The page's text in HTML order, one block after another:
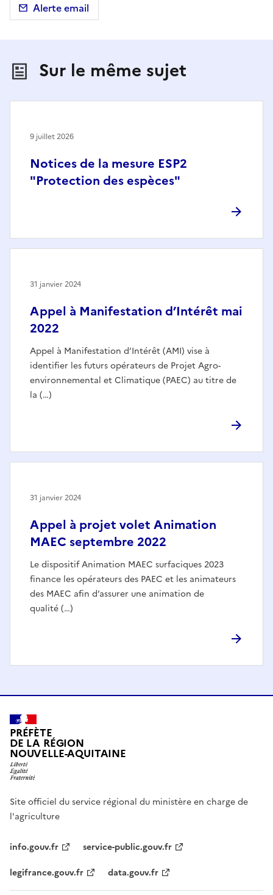
Alerte email
Sur le même sujet
Notices de la mesure ESP2
"Protection des espèces"
9 juillet 2026
Appel à Manifestation d’Intérêt mai
2022
Appel à Manifestation d’Intérêt (AMI) vise à
identifier les futurs opérateurs de Projet Agro-
environnemental et Climatique (PAEC) au titre de
la (…)
31 janvier 2024
Appel à projet volet Animation
MAEC septembre 2022
Le dispositif Animation MAEC surfaciques 2023
finance les opérateurs des PAEC et les animateurs
des MAEC afin d’assurer une animation de
qualité (…)
31 janvier 2024
PRÉFÈTE
DE LA RÉGION
NOUVELLE-AQUITAINE
Site officiel du service régional du ministère en charge de
l'agriculture
info.gouv.fr
service-public.gouv.fr
legifrance.gouv.fr
data.gouv.fr